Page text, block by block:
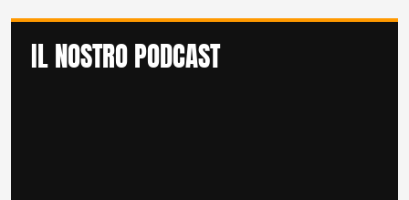
IL NOSTRO PODCAST